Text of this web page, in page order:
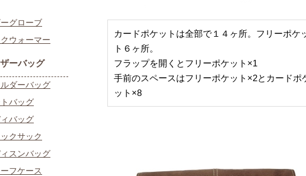
グローブ
ウォーマー
ーバッグ
ダーバッグ
トバッグ
バッグ
クサック
ィスンバッグ
フケース
カードポケットは全部で１４ヶ所。フリーポケ
ト６ヶ所。
フラップを開くとフリーポケット×1
手前のスペースはフリーポケット×2とカードポ
ット×8